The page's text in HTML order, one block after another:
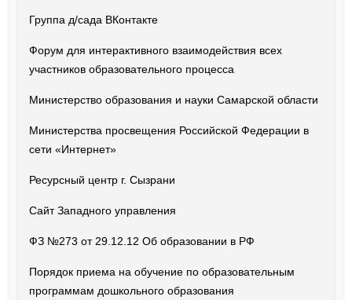
Группа д/сада ВКонтакте
Форум для интерактивного взаимодействия всех
участников образовательного процесса
Министерство образования и науки Самарской области
Министерства просвещения Российской Федерации в
сети «Интернет»
Ресурсный центр г. Сызрани
Сайт Западного управления
ФЗ №273 от 29.12.12 Об образовании в РФ
Порядок приема на обучение по образовательным
программам дошкольного образования